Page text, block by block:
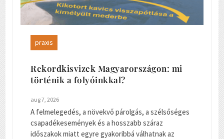
praxis
Rekordkisvizek Magyarországon: mi
történik a folyóinkkal?
aug 7, 2026
A felmelegedés, a növekvő párolgás, a szélsőséges
csapadékesemények és a hosszabb száraz
időszakok miatt egyre gyakoribbá válhatnak az